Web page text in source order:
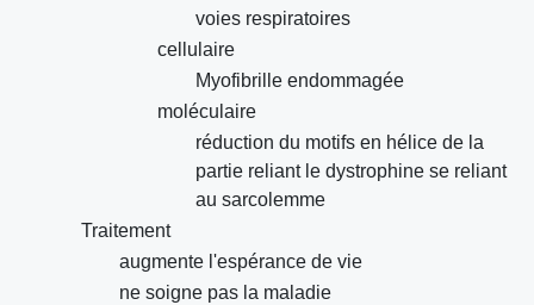
voies respiratoires
cellulaire
Myofibrille endommagée
moléculaire
réduction du motifs en hélice de la
partie reliant le dystrophine se reliant
au sarcolemme
Traitement
augmente l'espérance de vie
ne soigne pas la maladie